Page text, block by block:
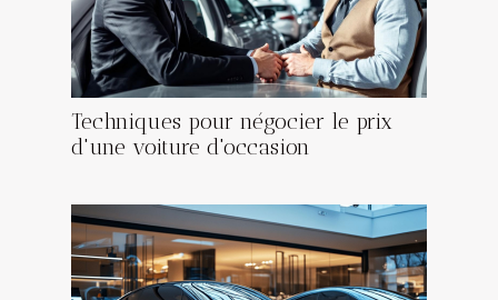
Techniques pour négocier le prix
d'une voiture d'occasion